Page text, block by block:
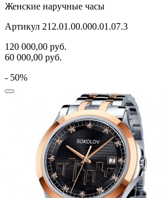
Женские наручные часы
Артикул 212.01.00.000.01.07.3
120 000,00 руб.
60 000,00 руб.
- 50%